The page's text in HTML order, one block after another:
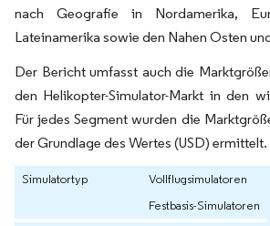
nach Geografie in Nordamerika,
Lateinamerika sowie den Nahen Osten
Der Bericht umfasst auch die
den Helikopter-Simulator-Markt in den
Für jedes Segment wurden die
der Grundlage des Wertes (USD) ermittelt.
Simulatortyp
Vollflugsimulatoren
Festbasis-Simulatoren